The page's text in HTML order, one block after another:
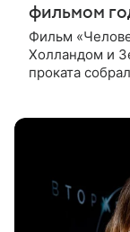
фильмом
Фильм
Холландом и
проката